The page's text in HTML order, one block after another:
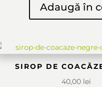
Adaugă în
SIROP DE
40,00 lei